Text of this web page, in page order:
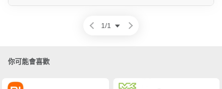
1/1
你可能會喜歡